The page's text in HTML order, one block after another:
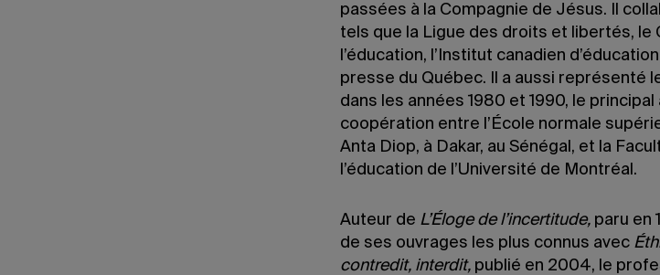
passées à la Compagnie de Jésus. Il
tels que la Ligue des droits et libertés, le
l’éducation, l’Institut canadien
presse du Québec. Il a aussi représenté
dans les années 1980 et 1990, le
coopération entre l’École normale
Anta Diop, à Dakar, au Sénégal, et la
l’éducation de l’Université de Montréal.
Auteur de L’Éloge de l’incertitude, paru en
de ses ouvrages les plus connus avec
contredit, interdit, publié en 2004, le